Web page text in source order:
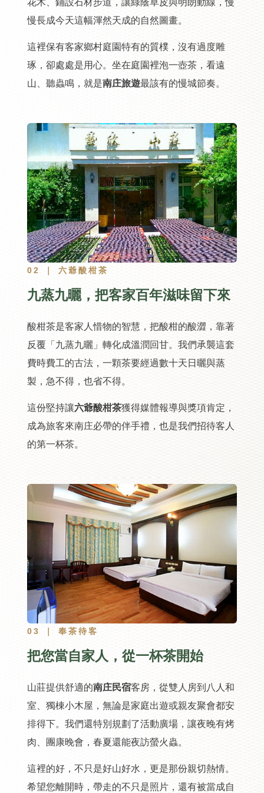
慢長成今天這幅渾然天成的自然圖畫。
這裡保有客家鄉村庭園特有的質樸，沒有過度雕
琢，卻處處是用心。坐在庭園裡泡一壺茶，看遠
山、聽蟲鳴，就是南庄旅遊最該有的慢城節奏。
02 ｜ 六爺酸柑茶
九蒸九曬，把客家百年滋味留下來
酸柑茶是客家人惜物的智慧，把酸柑的酸澀，靠著
反覆「九蒸九曬」轉化成溫潤回甘。我們承襲這套
費時費工的古法，一顆茶要經過數十天日曬與蒸
製，急不得，也省不得。
這份堅持讓六爺酸柑茶獲得媒體報導與獎項肯定，
成為旅客來南庄必帶的伴手禮，也是我們招待客人
的第一杯茶。
03 ｜ 奉茶待客
把您當自家人，從一杯茶開始
山莊提供舒適的南庄民宿客房，從雙人房到八人和
室、獨棟小木屋，無論是家庭出遊或親友聚會都安
排得下。我們還特別規劃了活動廣場，讓夜晚有烤
肉、團康晚會，春夏還能夜訪螢火蟲。
這裡的好，不只是好山好水，更是那份親切熱情。
希望您離開時，帶走的不只是照片，還有被當成自